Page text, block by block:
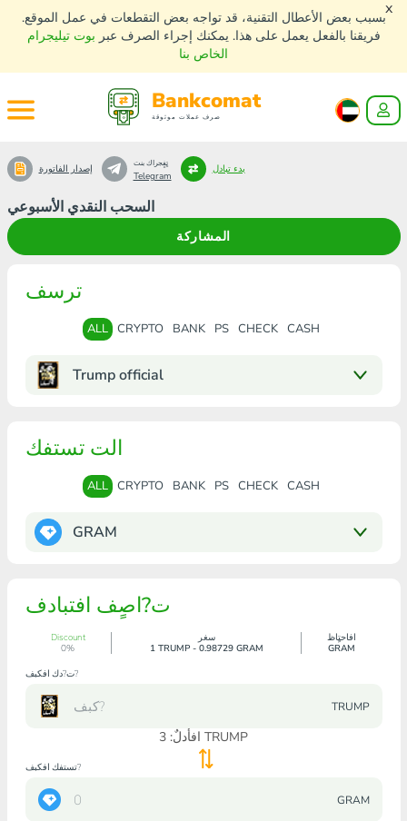
بسبب بعض الأعطال التقنية، قد تواجه بعض التقطعات في عمل الموقع.
فريقنا بالفعل يعمل على هذا. يمكنك إجراء الصرف عبر بوت تيليجرام
الخاص بنا
x
Bankcomat
صرف عملات موثوقة
السحب النقدي الأسبوعي
المشاركة
إصدار الفاتورة تٍفٍجراك بنت
Telegram
بدء تبادل
ترسف
ALL CRYPTO BANK PS CHECK CASH
Trump official
الت تستفك
ALL CRYPTO BANK PS CHECK CASH
GRAM
ت?اصٍف افتبادف
Discount
0%
سغر
1 TRUMP - 0.98729 GRAM
افاحتٍاظ
GRAM
ت?دك افكبف?
TRUMP
افأدلٌ: 3 TRUMP
تستفك افكبف?
GRAM